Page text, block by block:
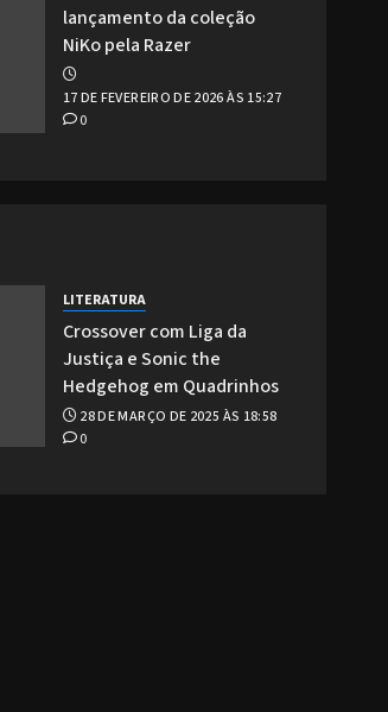
lançamento da coleção
NiKo pela Razer
17 DE FEVEREIRO DE 2026 ÀS 15:27
0
LITERATURA
Crossover com Liga da
Justiça e Sonic the
Hedgehog em Quadrinhos
28 DE MARÇO DE 2025 ÀS 18:58
0